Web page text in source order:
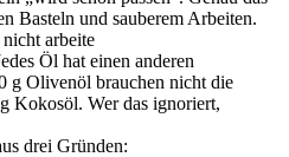
Basteln und sauberem Arbeiten.
arbeite
Öl hat einen anderen
g Olivenöl brauchen nicht die
Kokosöl. Wer das ignoriert,
drei Gründen: